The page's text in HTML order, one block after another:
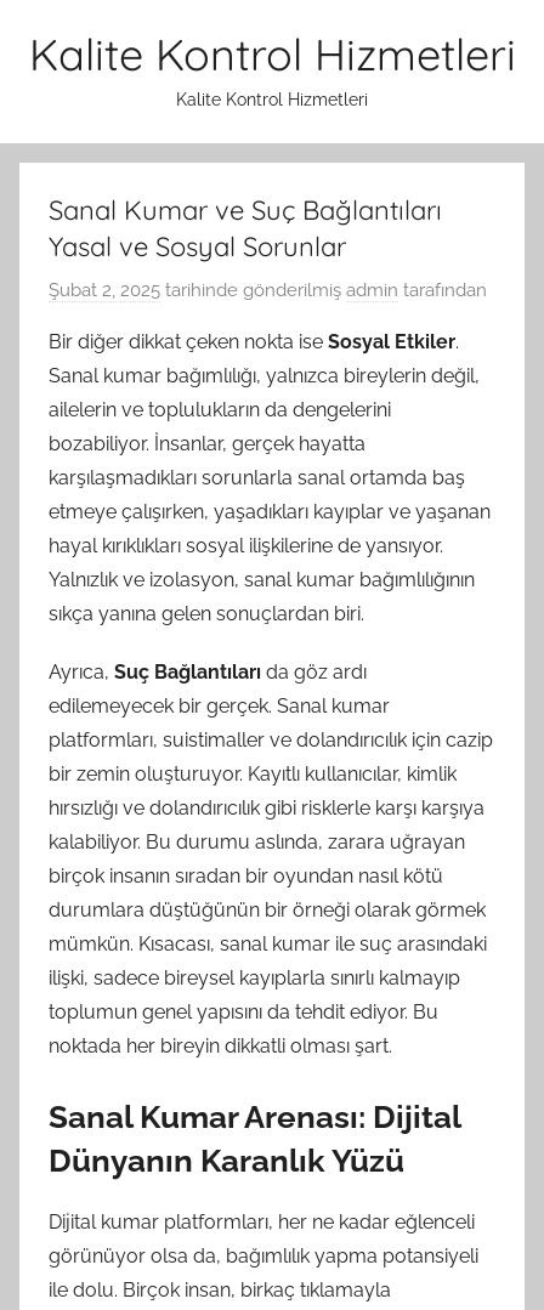
Kalite Kontrol Hizmetleri
Kalite Kontrol Hizmetleri
Sanal Kumar ve Suç Bağlantıları
Yasal ve Sosyal Sorunlar
Şubat 2, 2025 tarihinde gönderilmiş admin tarafından
Bir diğer dikkat çeken nokta ise Sosyal Etkiler.
Sanal kumar bağımlılığı, yalnızca bireylerin değil,
ailelerin ve toplulukların da dengelerini
bozabiliyor. İnsanlar, gerçek hayatta
karşılaşmadıkları sorunlarla sanal ortamda baş
etmeye çalışırken, yaşadıkları kayıplar ve yaşanan
hayal kırıklıkları sosyal ilişkilerine de yansıyor.
Yalnızlık ve izolasyon, sanal kumar bağımlılığının
sıkça yanına gelen sonuçlardan biri.
Ayrıca, Suç Bağlantıları da göz ardı
edilemeyecek bir gerçek. Sanal kumar
platformları, suistimaller ve dolandırıcılık için cazip
bir zemin oluşturuyor. Kayıtlı kullanıcılar, kimlik
hırsızlığı ve dolandırıcılık gibi risklerle karşı karşıya
kalabiliyor. Bu durumu aslında, zarara uğrayan
birçok insanın sıradan bir oyundan nasıl kötü
durumlara düştüğünün bir örneği olarak görmek
mümkün. Kısacası, sanal kumar ile suç arasındaki
ilişki, sadece bireysel kayıplarla sınırlı kalmayıp
toplumun genel yapısını da tehdit ediyor. Bu
noktada her bireyin dikkatli olması şart.
Sanal Kumar Arenası: Dijital
Dünyanın Karanlık Yüzü
Dijital kumar platformları, her ne kadar eğlenceli
görünüyor olsa da, bağımlılık yapma potansiyeli
ile dolu. Birçok insan, birkaç tıklamayla